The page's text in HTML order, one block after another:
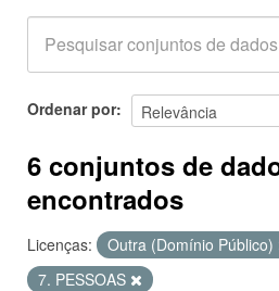
Ordenar por
6 conjuntos de
encontrados
Licenças: Outra (Domínio Público)
7. PESSOAS